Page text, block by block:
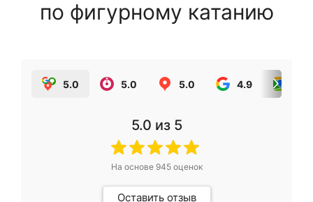
по фигурному катанию
5.0 5.0 5.0 4.9
5.0 из 5
На основе 945оценок
Оставить отзыв